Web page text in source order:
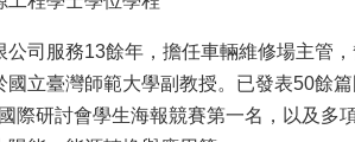
公司服務13餘年，擔任車輛維修場主管
國立臺灣師範大學副教授。已發表50餘
際研討會學生海報競賽第一名，以及多